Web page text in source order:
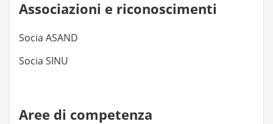
Associazioni e riconoscimenti
Socia ASAND
Socia SINU
Aree di competenza